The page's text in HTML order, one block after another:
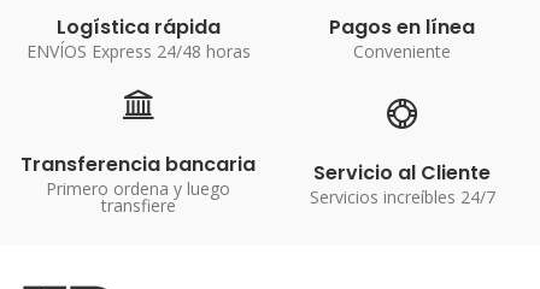
Logística rápida
ENVÍOS Express 24/48 horas
Pagos en línea
Conveniente
Transferencia bancaria
Primero ordena y luego
transfiere
Servicio al Cliente
Servicios increíbles 24/7